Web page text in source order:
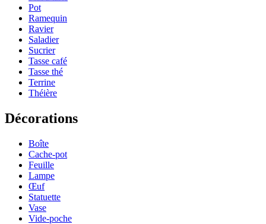
Pot
Ramequin
Ravier
Saladier
Sucrier
Tasse café
Tasse thé
Terrine
Théière
Décorations
Boîte
Cache-pot
Feuille
Lampe
Œuf
Statuette
Vase
Vide-poche